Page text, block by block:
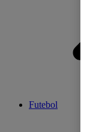
Futebol